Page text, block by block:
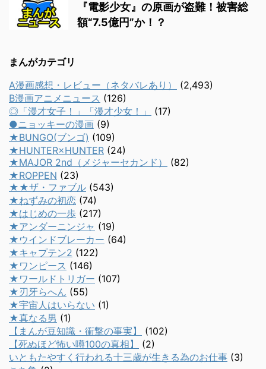
『電影少女』の原画が盗難！被害総
額“7.5億円”か！？
まんがカテゴリ
A漫画感想・レビュー（ネタバレあり）
(2,493)
B漫画アニメニュース (126)
◎「漫才女子！」「漫才少女！」
(17)
●ニョッキーの漫画 (9)
★BUNGO(ブンゴ) (109)
★HUNTER×HUNTER (24)
★MAJOR 2nd（メジャーセカンド）
(82)
★ROPPEN (23)
★★ザ・ファブル (543)
★ねずみの初恋 (74)
★はじめの一歩 (217)
★アンダーニンジャ (19)
★ウインドブレーカー (64)
★キャプテン2 (122)
★ワンピース (146)
★ワールドトリガー (107)
★刃牙らへん (55)
★宇宙人はいらない (1)
★真なる男 (1)
【まんが豆知識・衝撃の事実】
(102)
【死ぬほど怖い噂100の真相】
(2)
いともたやすく行われる十三歳が生きる為のお仕事 (3)